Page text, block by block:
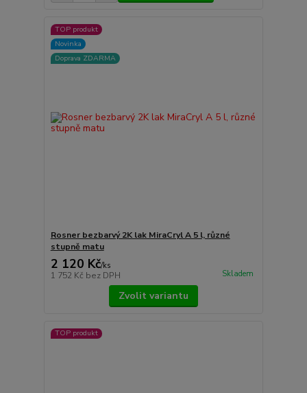
TOP produkt
Novinka
Doprava ZDARMA
Rosner bezbarvý 2K lak MiraCryl A 5 l, různé
stupně matu
2 120 Kč/ks
1 752 Kč bez DPH Skladem
Zvolit variantu
TOP produkt